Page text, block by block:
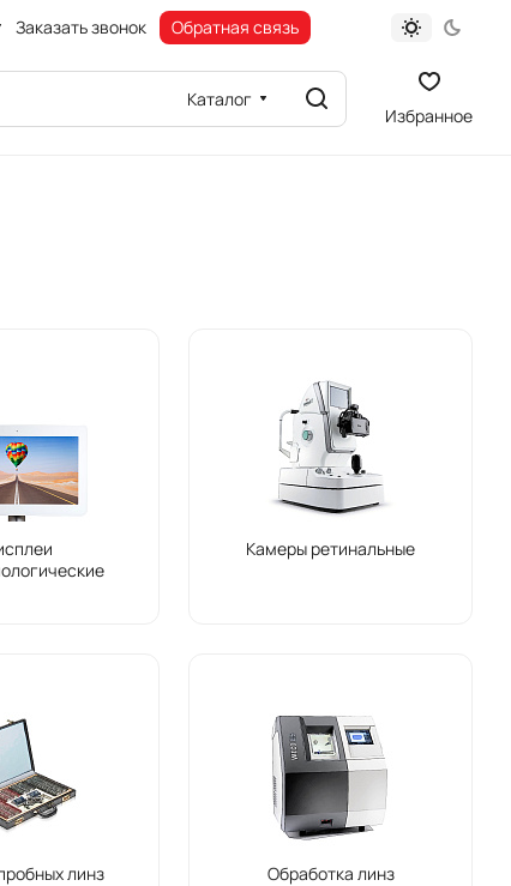
Заказать звонок Обратная связь
Каталог
Избранное
Камеры ретинальные
линз Обработка линз